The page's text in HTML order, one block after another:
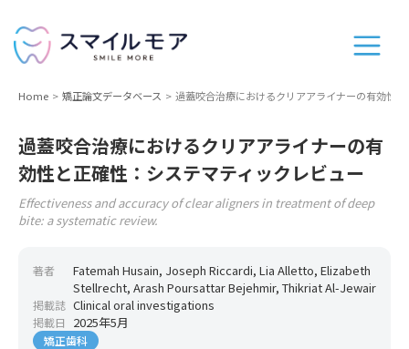
Home 矯正論文データベース 過蓋咬合治療におけるクリアアライナーの有効性
過蓋咬合治療におけるクリアアライナーの有
効性と正確性：システマティックレビュー
Effectiveness and accuracy of clear aligners in treatment of deep
bite: a systematic review.
著者
Fatemah Husain, Joseph Riccardi, Lia Alletto, Elizabeth
Stellrecht, Arash Poursattar Bejehmir, Thikriat Al-Jewair
掲載誌 Clinical oral investigations
掲載日 2025年5月
矯正歯科